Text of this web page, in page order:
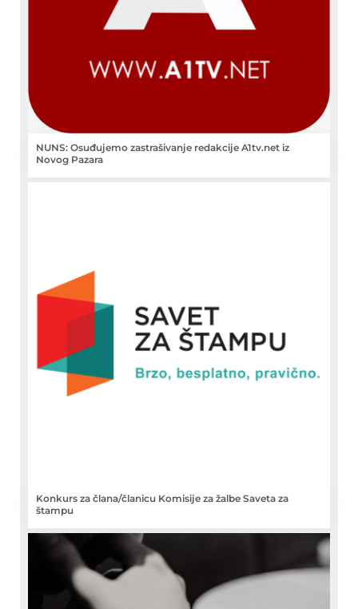
NUNS: Osuđujemo zastrašivanje redakcije A1tv.net iz
Novog Pazara
Konkurs za člana/članicu Komisije za žalbe Saveta za
štampu